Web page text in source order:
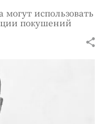
использовать
покушений